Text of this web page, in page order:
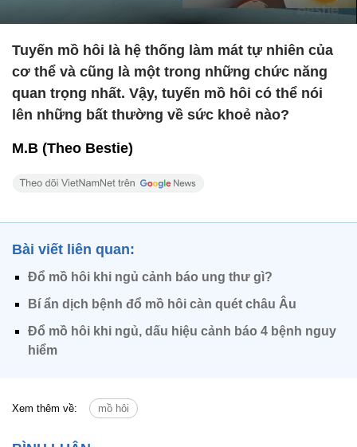
Tuyến mồ hôi là hệ thống làm mát tự nhiên của
cơ thể và cũng là một trong những chức năng
quan trọng nhất. Vậy, tuyến mồ hôi có thể nói
lên những bất thường về sức khoẻ nào?
M.B (Theo Bestie)
Bài viết liên quan:
Đổ mồ hôi khi ngủ cảnh báo ung thư gì?
Bí ẩn dịch bệnh đổ mồ hôi càn quét châu Âu
Đổ mồ hôi khi ngủ, dấu hiệu cảnh báo 4 bệnh nguy
hiểm
Xem thêm về: mồ hôi